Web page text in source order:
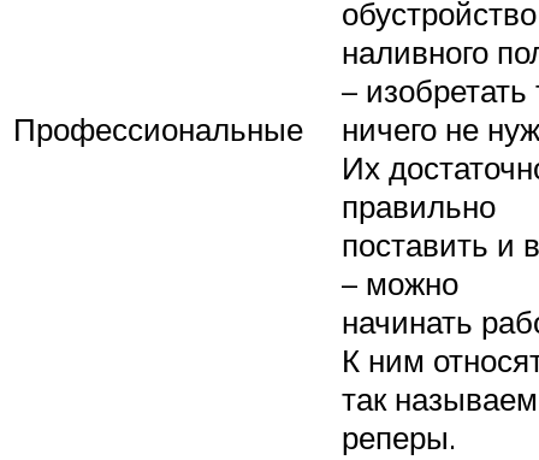
Профессиональные
обустройство
наливного
– изобретать
ничего не
Их
правильно
поставить и
– можно
начинать
К ним
так
реперы.